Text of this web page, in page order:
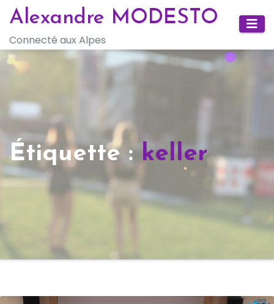
Skip
content
Alexandre MODESTO
Connecté aux Alpes
Étiquette :keller